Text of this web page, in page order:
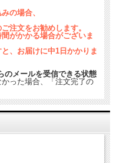
の場合、
注文をお勧めします。
がかかる場合がございま
、お届けに中1日かかりま
のメールを受信できる状態
った場合、「注文完了の